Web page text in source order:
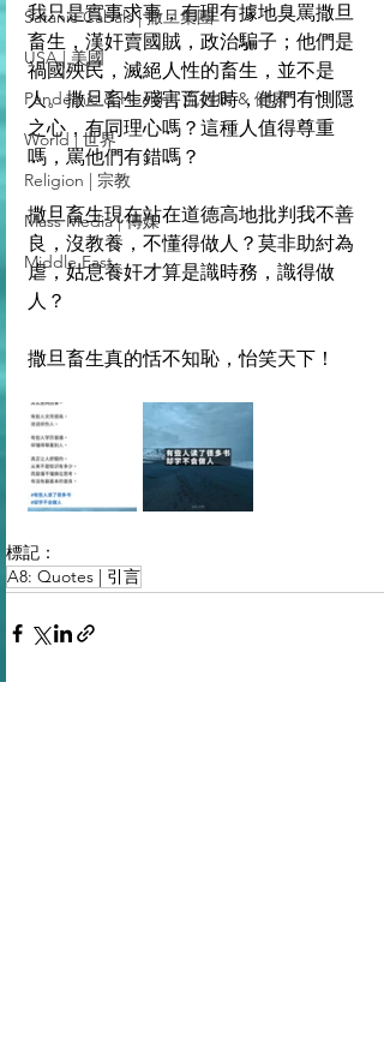
Satanic Cabals | 撒旦集團
USA | 美國
Pandemic & Health | 流行病 & 健康
World | 世界
Religion | 宗教
Mass Media | 傳媒
Middle East
我只是實事求事，有理有據地臭罵撒旦
畜生，漢奸賣國賊，政治騙子；他們是
禍國殃民，滅絕人性的畜生，並不是
人。撒旦畜生殘害百姓時，他們有惻隱
之心，有同理心嗎？這種人值得尊重
嗎，罵他們有錯嗎？
撒旦畜生現在站在道德高地批判我不善
良，沒教養，不懂得做人？莫非助紂為
虐，姑息養奸才算是識時務，識得做
人？
撒旦畜生真的恬不知恥，怡笑天下！
標記：
A8: Quotes | 引言